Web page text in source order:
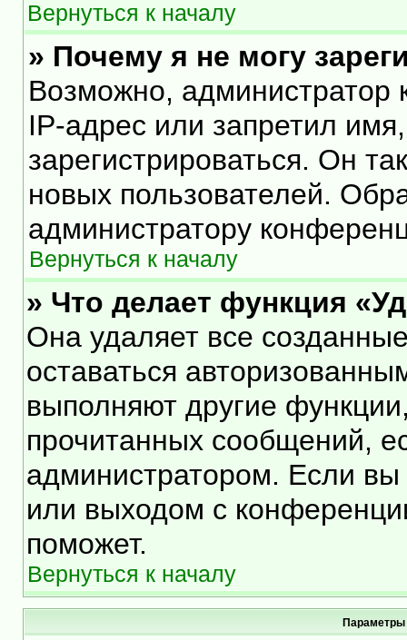
Вернуться к началу
» Почему я не могу
Возможно, администратор
IP-адрес или запретил
зарегистрироваться. Он
новых пользователей.
администратору
Вернуться к началу
» Что делает функция
Она удаляет все
оставаться
выполняют другие
прочитанных сообщений,
администратором. Если
или выходом с
поможет.
Вернуться к началу
Параметры